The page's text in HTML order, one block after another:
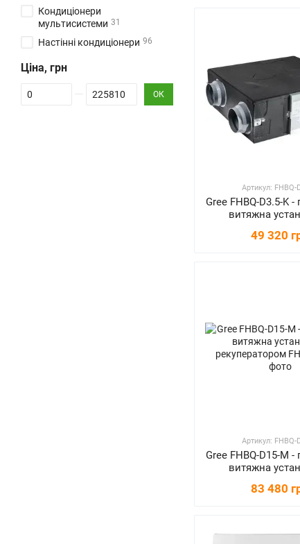
Артикул: FHBQ-
Gree FHBQ-D3.5-K
витяжна
49 320
Артикул: FHBQ-
Gree FHBQ-D15-M
витяжна
83 480
Кондиціонери
мультисистеми 31
Настінні кондиціонери 96
Ціна, грн
Від Ціна, грн
До Ціна, грн ОК